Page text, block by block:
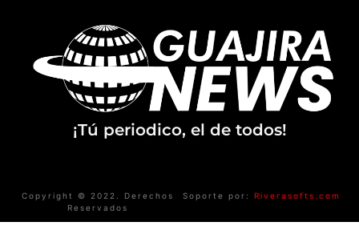
¡Tú periodico, el de todos!
Copyright © 2022. Derechos
Reservados
Soporte por: Riverasofts.com